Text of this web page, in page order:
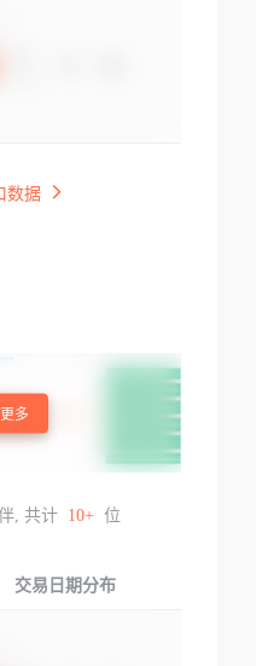
数据
多
, 共计 10+ 位
交易日期分布